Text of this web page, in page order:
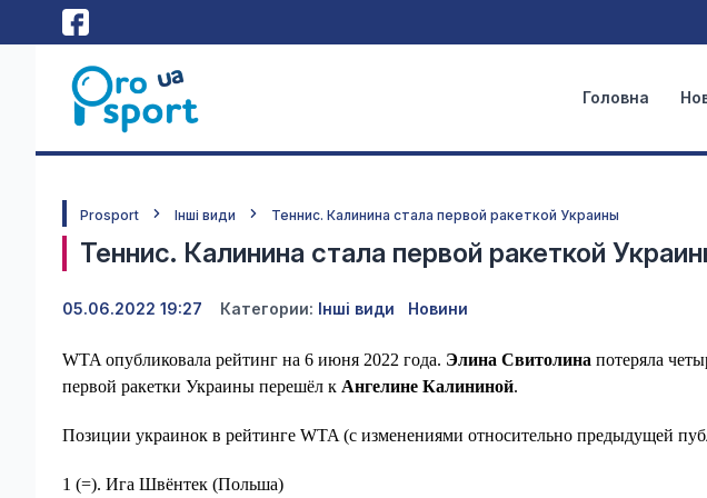
Головна
Prosport Інші види Теннис. Калинина стала первой ракеткой Украины
Теннис. Калинина стала первой ракеткой
05.06.2022 19:27 Категории: Інші види Новини
WTA опубликовала рейтинг на 6 июня 2022 года. Элина Cвитолина потеряла
первой ракетки Украины перешёл к Ангелине Калининой.
Позиции украинок в рейтинге WTA (с изменениями относительно предыдущей
1 (=). Ига Швёнтек (Польша)